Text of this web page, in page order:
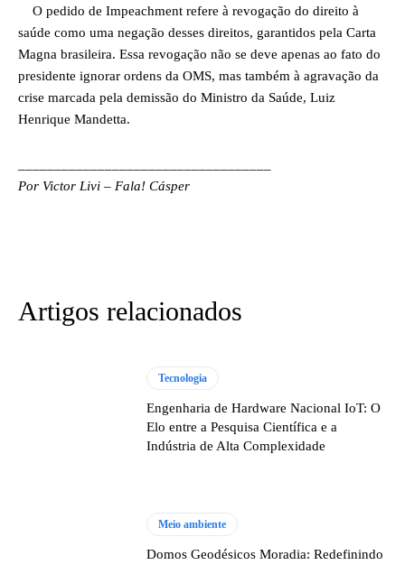
O pedido de Impeachment refere à revogação do direito à
saúde como uma negação desses direitos, garantidos pela Carta
Magna brasileira. Essa revogação não se deve apenas ao fato do
presidente ignorar ordens da OMS, mas também à agravação da
crise marcada pela demissão do Ministro da Saúde, Luiz
Henrique Mandetta.
Por Victor Livi – Fala! Cásper
Artigos relacionados
Tecnologia
Engenharia de Hardware Nacional IoT: O
Elo entre a Pesquisa Científica e a
Indústria de Alta Complexidade
Meio ambiente
Domos Geodésicos Moradia: Redefinindo